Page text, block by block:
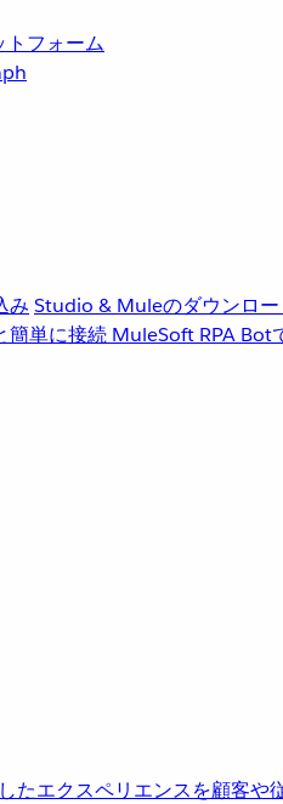
フォーム
み Studio & Muleのダウンロー
簡単に接続 MuleSoft RPA Bot
たエクスペリエンスを顧客や